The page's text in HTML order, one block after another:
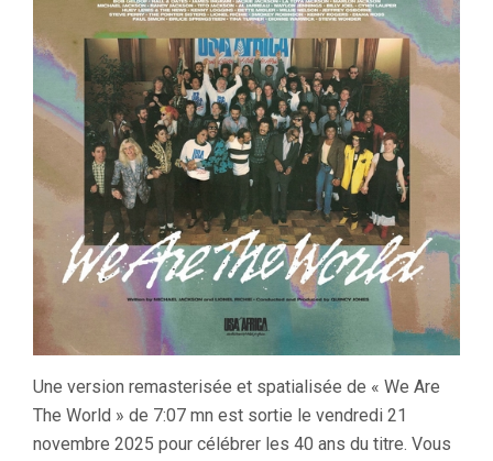
Une version remasterisée et spatialisée de « We Are
The World » de 7:07 mn est sortie le vendredi 21
novembre 2025 pour célébrer les 40 ans du titre. Vous